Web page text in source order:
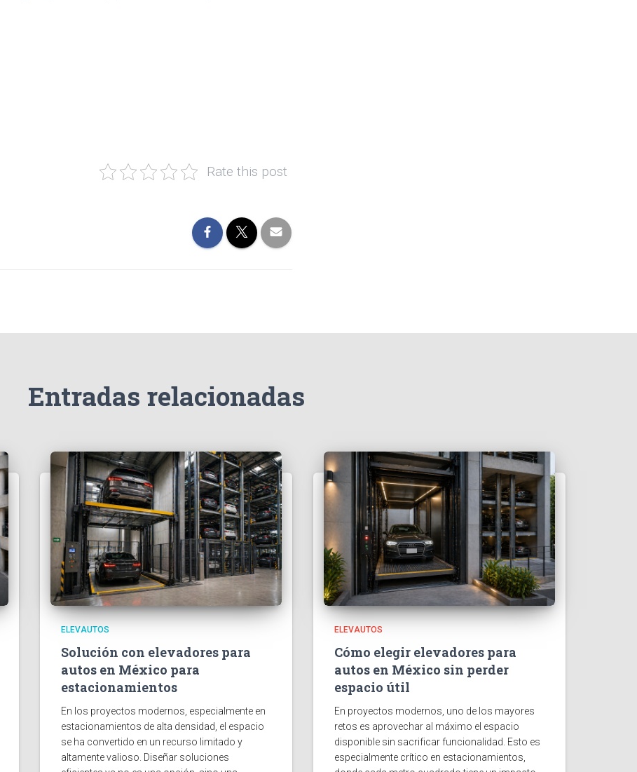
Rate this post
Entradas relacionadas
ELEVAUTOS
Solución con elevadores para
autos en México para
estacionamientos
En los proyectos modernos, especialmente en
estacionamientos de alta densidad, el espacio
se ha convertido en un recurso limitado y
altamente valioso. Diseñar soluciones
ELEVAUTOS
Cómo elegir elevadores para
autos en México sin perder
espacio útil
En proyectos modernos, uno de los mayores
retos es aprovechar al máximo el espacio
disponible sin sacrificar funcionalidad. Esto es
especialmente crítico en estacionamientos,